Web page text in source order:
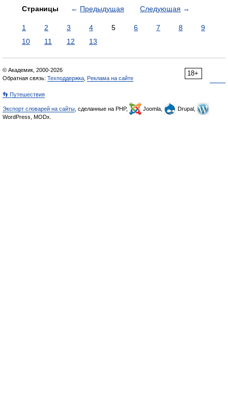
Страницы ← Предыдущая Следующая →
1 2 3 4 5 6 7 8
9
10
11 12 13
18+
© Академик, 2000-2026
Обратная связь: Техподдержка Реклама на сайте
👣 Путешествия
Экспорт словарей на сайты , сделанные на PHP, Joomla,
Drupal,
WordPress, MODx.